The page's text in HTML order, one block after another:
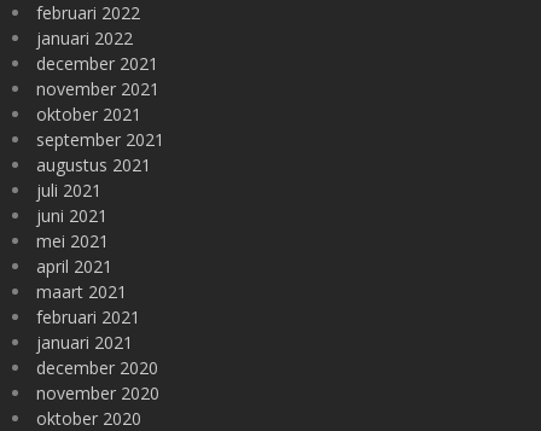
februari 2022
januari 2022
december 2021
november 2021
oktober 2021
september 2021
augustus 2021
juli 2021
juni 2021
mei 2021
april 2021
maart 2021
februari 2021
januari 2021
december 2020
november 2020
oktober 2020